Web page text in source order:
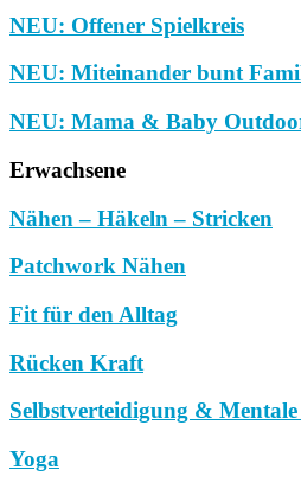
NEU: Offener Spielkreis
NEU: Miteinander bunt
NEU: Mama & Baby
Erwachsene
Nähen – Häkeln – Stricken
Patchwork Nähen
Fit für den Alltag
Rücken Kraft
Selbstverteidigung &
Yoga